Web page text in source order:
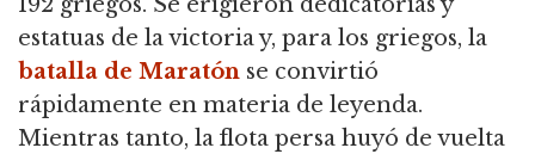
estatuas de la victoria y, para los griegos, la
batalla de Maratón se convirtió
rápidamente en materia de leyenda.
Mientras tanto, la flota persa huyó de vuelta